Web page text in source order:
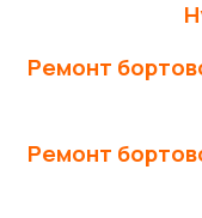
Ремонт
Ремонт